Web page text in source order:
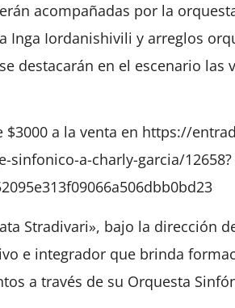
acompañadas por la
Inga Iordanishivili y arreglos
destacarán en el escenario las
$3000 a la venta en https://
a-charly-garcia/12658?
Stradivari», bajo la dirección
e integrador que brinda
a través de su Orquesta